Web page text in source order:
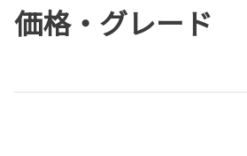
価格・グレード